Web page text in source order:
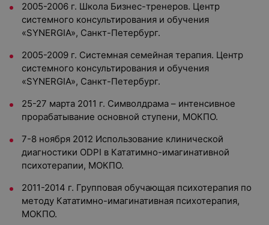
2005-2006 г. Школа Бизнес-тренеров. Центр
системного консультирования и обучения
«SYNERGIA», Санкт-Петербург.
2005-2009 г. Системная семейная терапия. Центр
системного консультирования и обучения
«SYNERGIA», Санкт-Петербург.
25-27 марта 2011 г. Символдрама – интенсивное
прорабатывание основной ступени, МОКПО.
7-8 ноября 2012 Использование клинической
диагностики ОDPI в Кататимно-имагинативной
психотерапии, МОКПО.
2011-2014 г. Групповая обучающая психотерапия по
методу Кататимно-имагинативная психотерапия,
МОКПО.